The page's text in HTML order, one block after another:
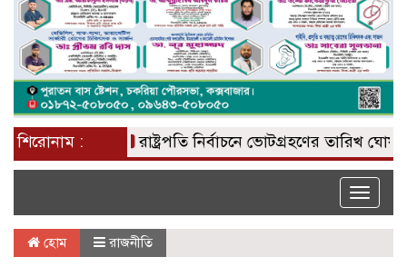
শিরোনাম : রাষ্ট্রপতি নির্বাচনে ভোটগ্রহণের তারিখ ঘোষণা
Toggle
হোম রাজনীতি